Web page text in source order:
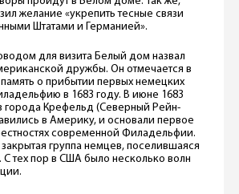
желание «укрепить тесные связи
Штатами и Германией».
для визита Белый дом назвал
дружбы. Он отмечается в
о прибытии первых немецких
в 1683 году. В июне 1683
города Крефельд (Северный Рейн-
в Америку, и основали первое
современной Филадельфии.
группа немцев, поселившаяся
С тех пор в США было несколько волн